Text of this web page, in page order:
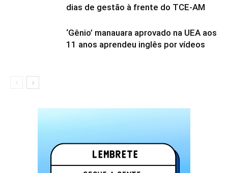
dias de gestão à frente do TCE-AM
‘Gênio’ manauara aprovado na UEA aos
11 anos aprendeu inglês por vídeos